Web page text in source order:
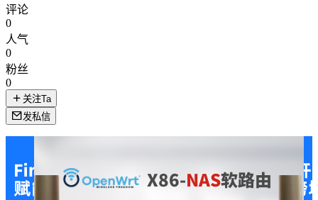
评论
0
人气
0
粉丝
0
关注Ta
发私信